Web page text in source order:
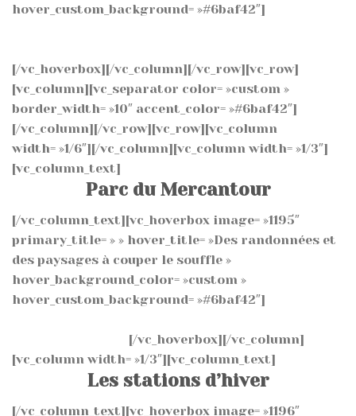
hover_custom_background= »#6baf42″]
[/vc_hoverbox][/vc_column][/vc_row][vc_row]
[vc_column][vc_separator color= »custom »
border_width= »10″ accent_color= »#6baf42″]
[/vc_column][/vc_row][vc_row][vc_column
width= »1/6″][/vc_column][vc_column width= »1/3″]
[vc_column_text]
Parc du Mercantour
[/vc_column_text][vc_hoverbox image= »1195″
primary_title= » » hover_title= »Des randonnées et
des paysages à couper le souffle »
hover_background_color= »custom »
hover_custom_background= »#6baf42″]
[/vc_hoverbox][/vc_column]
[vc_column width= »1/3″][vc_column_text]
Les stations d’hiver
[/vc_column_text][vc_hoverbox image= »1196″